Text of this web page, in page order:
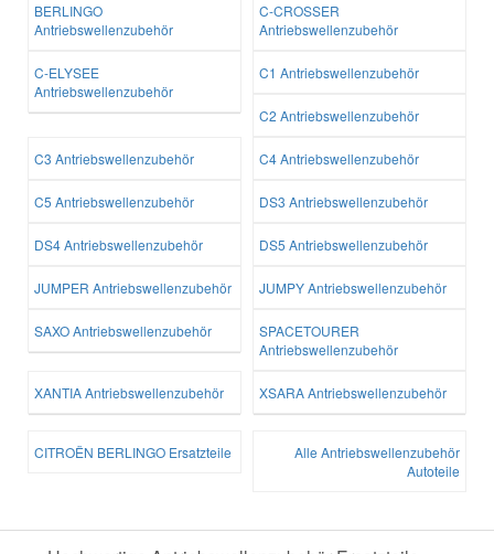
BERLINGO
Antriebswellenzubehör
C-CROSSER
Antriebswellenzubehör
C-ELYSEE
Antriebswellenzubehör
C1 Antriebswellenzubehör
C2 Antriebswellenzubehör
C3 Antriebswellenzubehör C4 Antriebswellenzubehör
C5 Antriebswellenzubehör DS3 Antriebswellenzubehör
DS4 Antriebswellenzubehör DS5 Antriebswellenzubehör
JUMPER Antriebswellenzubehör JUMPY Antriebswellenzubehör
SAXO Antriebswellenzubehör
SPACETOURER
Antriebswellenzubehör
XANTIA Antriebswellenzubehör XSARA Antriebswellenzubehör
CITROËN BERLINGO Ersatzteile
Alle Antriebswellenzubehör
Autoteile